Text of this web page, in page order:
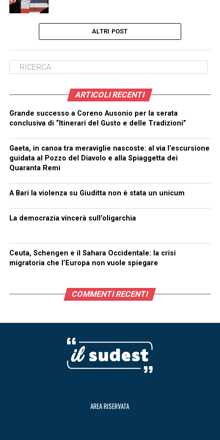
ALTRI POST
ARTICOLI RECENTI
Grande successo a Coreno Ausonio per la serata
conclusiva di “Itinerari del Gusto e delle Tradizioni”
Gaeta, in canoa tra meraviglie nascoste: al via l’escursione
guidata al Pozzo del Diavolo e alla Spiaggetta dei
Quaranta Remi
A Bari la violenza su Giuditta non è stata un unicum
La democrazia vincerà sull’oligarchia
Ceuta, Schengen e il Sahara Occidentale: la crisi
migratoria che l’Europa non vuole spiegare
COMMENTI RECENTI
AREA RISERVATA